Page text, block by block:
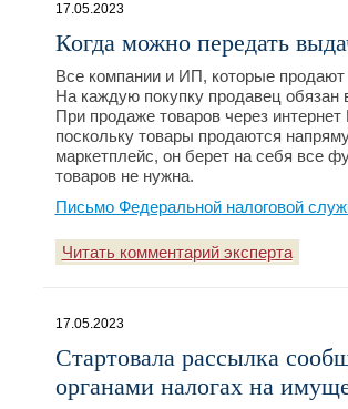
17.05.2023
Когда можно передать
Все компании и ИП, которые
На каждую покупку продавец обязан
При продаже товаров через
поскольку товары продаются
маркетплейс, он берет на себя все
товаров не нужна.
Письмо Федеральной налоговой
Читать комментарий эксперта
17.05.2023
Стартовала рассылка
органами налогах на